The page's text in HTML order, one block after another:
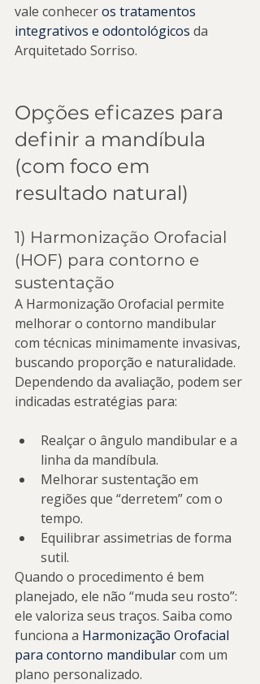
vale conhecer os tratamentos
integrativos e odontológicos da
Arquitetado Sorriso.
Opções eficazes para
definir a mandíbula
(com foco em
resultado natural)
1) Harmonização Orofacial
(HOF) para contorno e
sustentação
A Harmonização Orofacial permite
melhorar o contorno mandibular
com técnicas minimamente invasivas,
buscando proporção e naturalidade.
Dependendo da avaliação, podem ser
indicadas estratégias para:
Realçar o ângulo mandibular e a
linha da mandíbula.
Melhorar sustentação em
regiões que “derretem” com o
tempo.
Equilibrar assimetrias de forma
sutil.
Quando o procedimento é bem
planejado, ele não “muda seu rosto”:
ele valoriza seus traços. Saiba como
funciona a Harmonização Orofacial
para contorno mandibular com um
plano personalizado.